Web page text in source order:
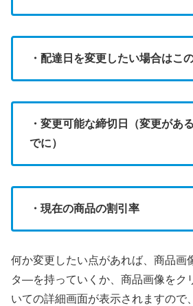
・配達日を変更したい場合はこ
・変更可能な締切日（変更があ
でに）
・現在の商品の割引率
何か変更したい点があれば、商品画
タ―を持っていくか、商品画像をク
いての詳細画面が表示されますので